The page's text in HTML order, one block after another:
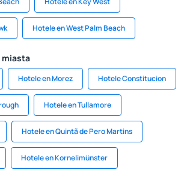
Hotele en West Palm Beach
miasta
Hotele en Morez Hotele Constitucion
Hotele en Tullamore
Hotele en Quintã de Pero Martins
Hotele en Kornelimünster